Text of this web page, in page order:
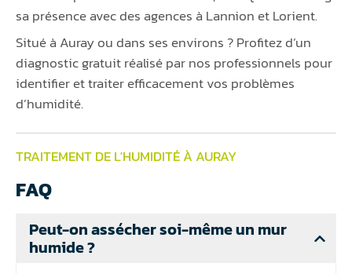
sa présence avec des agences à Lannion et Lorient.
Situé à Auray ou dans ses environs ? Profitez d’un
diagnostic gratuit réalisé par nos professionnels pour
identifier et traiter efficacement vos problèmes
d’humidité.
TRAITEMENT DE L'HUMIDITÉ À AURAY
FAQ
Peut-on assécher soi-même un mur
humide ?